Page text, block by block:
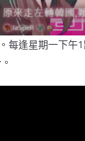
每逢星期一下午